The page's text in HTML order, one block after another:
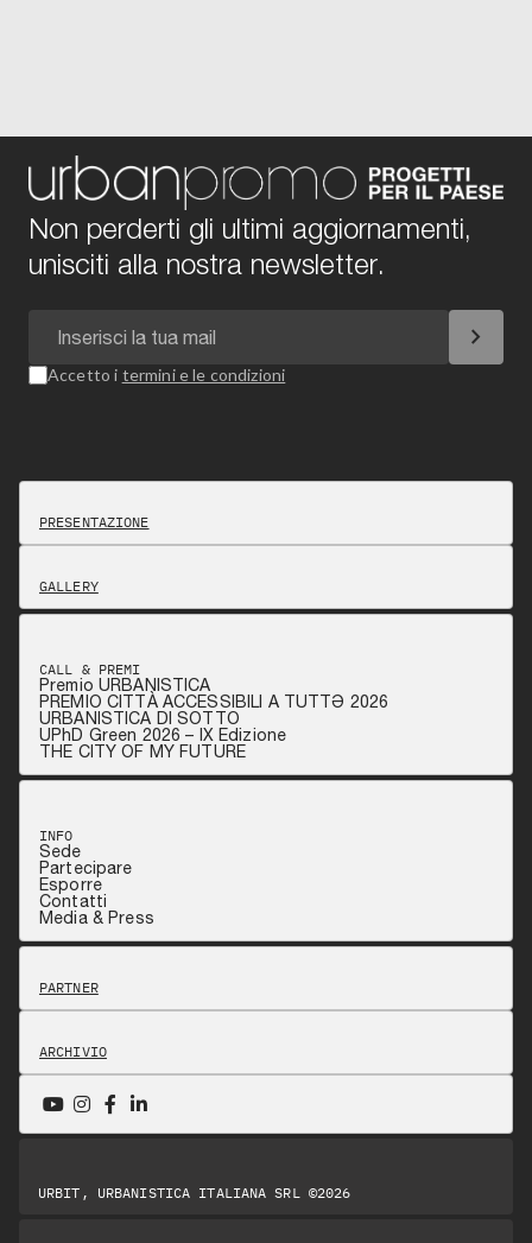
Non perderti gli ultimi aggiornamenti,
unisciti alla nostra newsletter.
chevron_right
Accetto i termini e le condizioni
PRESENTAZIONE
GALLERY
CALL & PREMI
Premio URBANISTICA
PREMIO CITTÀ ACCESSIBILI A TUTTƏ 2026
URBANISTICA DI SOTTO
UPhD Green 2026 – IX Edizione
THE CITY OF MY FUTURE
INFO
Sede
Partecipare
Esporre
Contatti
Media & Press
PARTNER
ARCHIVIO
URBIT, URBANISTICA ITALIANA SRL ©2026